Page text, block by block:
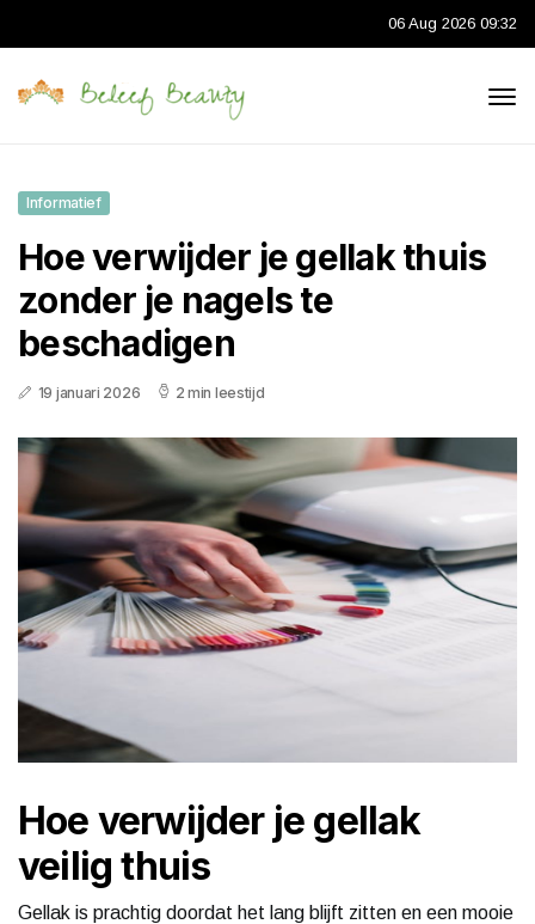
06 Aug 2026 09:32
Informatief
Hoe verwijder je gellak thuis
zonder je nagels te
beschadigen
19 januari 2026 2 min leestijd
Hoe verwijder je gellak
veilig thuis
Gellak is prachtig doordat het lang blijft zitten en een mooie